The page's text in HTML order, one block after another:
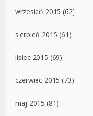
wrzesień 2015 (62)
sierpień 2015 (61)
lipiec 2015 (69)
czerwiec 2015 (73)
maj 2015 (81)